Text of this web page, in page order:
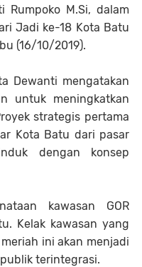
Rumpoko M.Si, dalam
Jadi ke-18 Kota Batu
(16/10/2019).
Dewanti mengatakan
untuk meningkatkan
strategis pertama
Kota Batu dari pasar
dengan konsep
kawasan GOR
Kelak kawasan yang
ini akan menjadi
terintegrasi.